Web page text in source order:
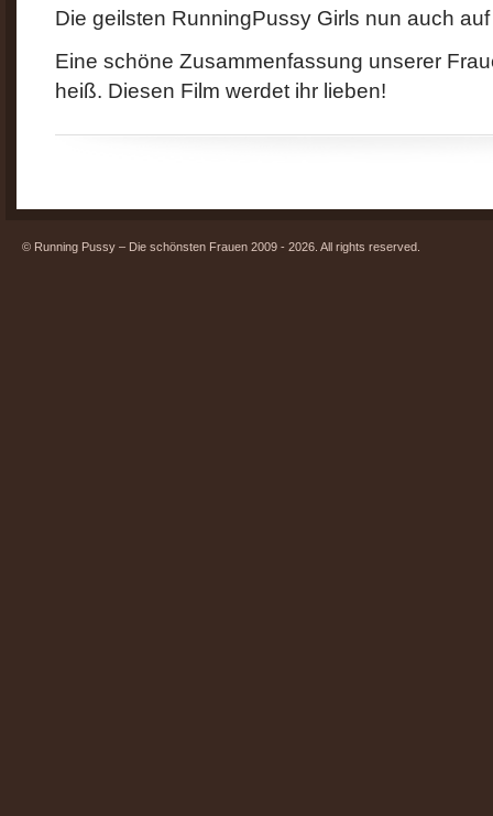
Die geilsten RunningPussy Girls nun auch
Eine schöne Zusammenfassung unserer
heiß. Diesen Film werdet ihr lieben!
© Running Pussy – Die schönsten Frauen 2009 - 2026. All rights reserved.